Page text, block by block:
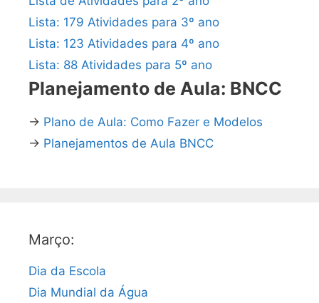
Lista: 179 Atividades para 3º ano
Lista: 123 Atividades para 4º ano
Lista: 88 Atividades para 5º ano
Planejamento de Aula: BNCC
→ Plano de Aula: Como Fazer e Modelos
→ Planejamentos de Aula BNCC
Março:
Dia da Escola
Dia Mundial da Água